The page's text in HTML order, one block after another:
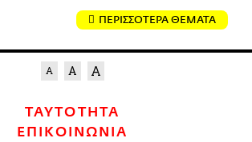
ΠΕΡΙΣΣΟΤΕΡΑ ΘΕΜΑΤΑ
ΤΑΥΤΟΤΗΤΑ
ΕΠΙΚΟΙΝΩΝΙΑ